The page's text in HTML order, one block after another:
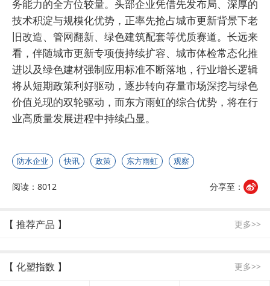
务能力的全方位较量。头部企业凭借先发布局、深厚的
技术积淀与规模化优势，正率先抢占城市更新背景下老
旧改造、管网翻新、绿色建筑配套等优质赛道。长远来
看，伴随城市更新专项债持续扩容、城市体检常态化推
进以及绿色建材强制应用标准不断落地，行业增长逻辑
将从短期政策利好驱动，逐步转向存量市场深挖与绿色
价值兑现的双轮驱动，而东方雨虹的综合优势，将在行
业高质量发展进程中持续凸显。
防水企业 快讯 政策 东方雨虹 观察
阅读：8012 分享至：
【 推荐产品 】 更多>>
【 化塑指数 】 更多>>